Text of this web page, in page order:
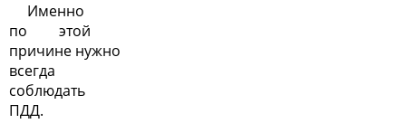
Именно
по этой
причине нужно
всегда
соблюдать
ПДД.